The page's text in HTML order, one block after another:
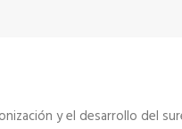
y el desarrollo del